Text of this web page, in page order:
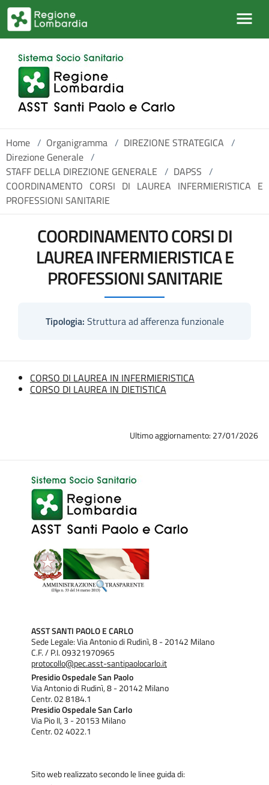
Salta al contenuto principale
Home / Organigramma / DIREZIONE STRATEGICA /
Direzione Generale /
STAFF DELLA DIREZIONE GENERALE / DAPSS /
COORDINAMENTO CORSI DI LAUREA INFERMIERISTICA E
PROFESSIONI SANITARIE
COORDINAMENTO CORSI DI
LAUREA INFERMIERISTICA E
PROFESSIONI SANITARIE
Tipologia: Struttura ad afferenza funzionale
CORSO DI LAUREA IN INFERMIERISTICA
CORSO DI LAUREA IN DIETISTICA
Ultimo aggiornamento: 27/01/2026
ASST SANTI PAOLO E CARLO
Sede Legale: Via Antonio di Rudinì, 8 - 20142 Milano
C.F. / P.I. 09321970965
protocollo@pec.asst-santipaolocarlo.it
Presidio Ospedale San Paolo
Via Antonio di Rudinì, 8 - 20142 Milano
Centr. 02 8184.1
Presidio Ospedale San Carlo
Via Pio II, 3 - 20153 Milano
Centr. 02 4022.1
Sito web realizzato secondo le linee guida di: